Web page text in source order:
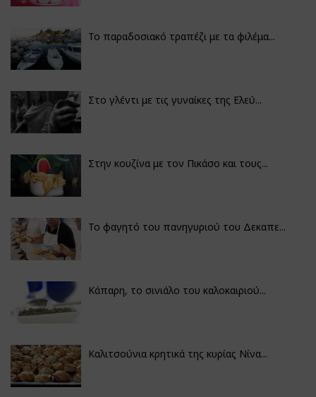
Το παραδοσιακό τραπέζι με τα φιλέμα...
Στο γλέντι με τις γυναίκες της Ελεύ...
Στην κουζίνα με τον Πικάσο και τους...
Το φαγητό του πανηγυριού του Δεκαπε...
Κάπαρη, το σινιάλο του καλοκαιριού...
Καλιτσούνια κρητικά της κυρίας Νίνα...